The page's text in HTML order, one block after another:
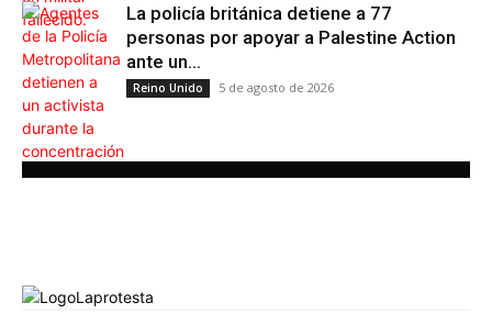
La policía británica detiene a 77
personas por apoyar a Palestine Action
ante un...
Reino Unido 5 de agosto de 2026